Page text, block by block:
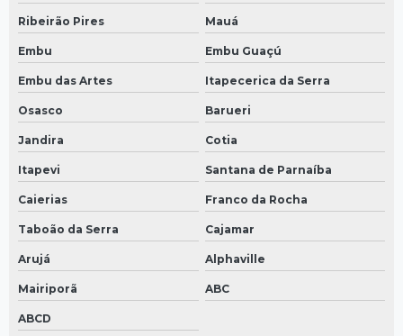
Ribeirão Pires Mauá
Embu Embu Guaçú
Embu das Artes Itapecerica da Serra
Osasco Barueri
Jandira Cotia
Itapevi Santana de Parnaíba
Caierias Franco da Rocha
Taboão da Serra Cajamar
Arujá Alphaville
Mairiporã ABC
ABCD